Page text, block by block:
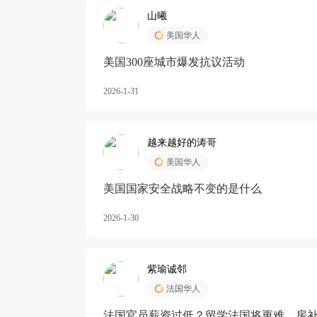
山曦
美国华人
美国300座城市爆发抗议活动
2026-1-31
越来越好的涛哥
美国华人
美国国家安全战略不变的是什么
2026-1-30
紫瑜诚邻
法国华人